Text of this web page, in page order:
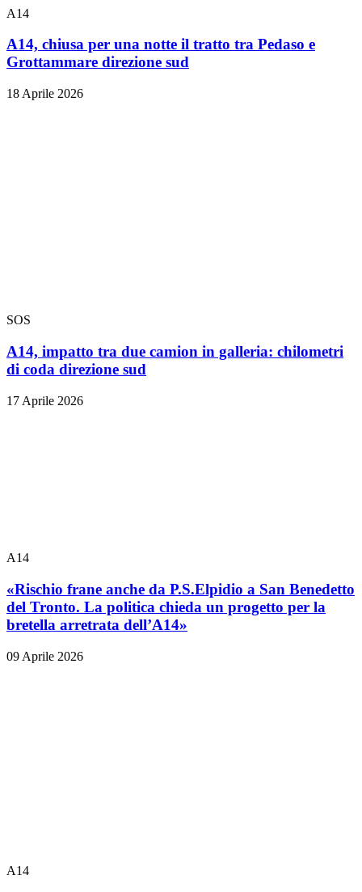
A14
A14, chiusa per una notte il tratto tra Pedaso e
Grottammare direzione sud
18 Aprile 2026
SOS
A14, impatto tra due camion in galleria: chilometri
di coda direzione sud
17 Aprile 2026
A14
«Rischio frane anche da P.S.Elpidio a San Benedetto
del Tronto. La politica chieda un progetto per la
bretella arretrata dell’A14»
09 Aprile 2026
A14